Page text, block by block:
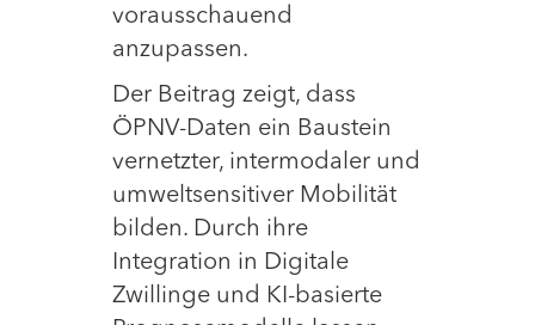
vorausschauend
anzupassen.
Der Beitrag zeigt, dass
ÖPNV-Daten ein Baustein
vernetzter, intermodaler und
umweltsensitiver Mobilität
bilden. Durch ihre
Integration in Digitale
Zwillinge und KI-basierte